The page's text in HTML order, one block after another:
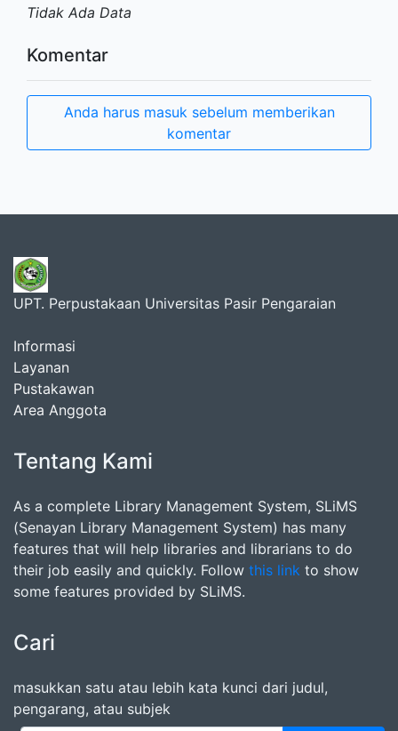
Tidak Ada Data
Komentar
Anda harus masuk sebelum memberikan
komentar
UPT. Perpustakaan Universitas Pasir Pengaraian
Informasi
Layanan
Pustakawan
Area Anggota
Tentang Kami
As a complete Library Management System, SLiMS
(Senayan Library Management System) has many
features that will help libraries and librarians to do
their job easily and quickly. Follow this link to show
some features provided by SLiMS.
Cari
masukkan satu atau lebih kata kunci dari judul,
pengarang, atau subjek